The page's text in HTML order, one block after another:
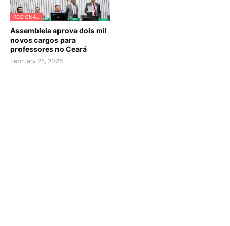
REGIONAL
Assembleia aprova dois mil
novos cargos para
professores no Ceará
February 25, 2026